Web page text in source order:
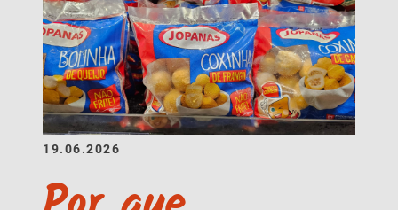
19.06.2026